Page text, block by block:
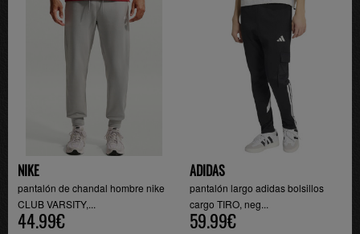
NIKE
pantalón de chandal hombre nike
CLUB VARSITY,...
44.99€
ADIDAS
pantalón largo adidas bolsillos
cargo TIRO, neg...
59.99€